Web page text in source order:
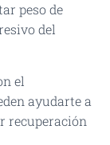
peso de
del
el
ayudarte a
recuperación